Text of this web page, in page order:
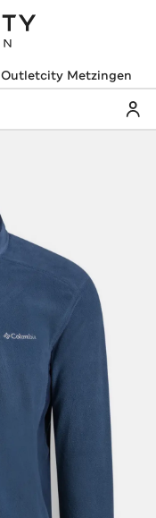
Outletcity Metzingen